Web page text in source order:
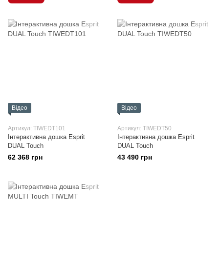
Відео
Артикул: TIWEDT101
Інтерактивна дошка Esprit
DUAL Touch
62 368 грн
Відео
Артикул: TIWEDT50
Інтерактивна дошка Esprit
DUAL Touch
43 490 грн